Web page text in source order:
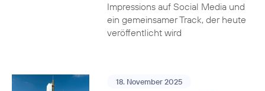
Impressions auf Social Media und
ein gemeinsamer Track, der heute
veröffentlicht wird
18. November 2025